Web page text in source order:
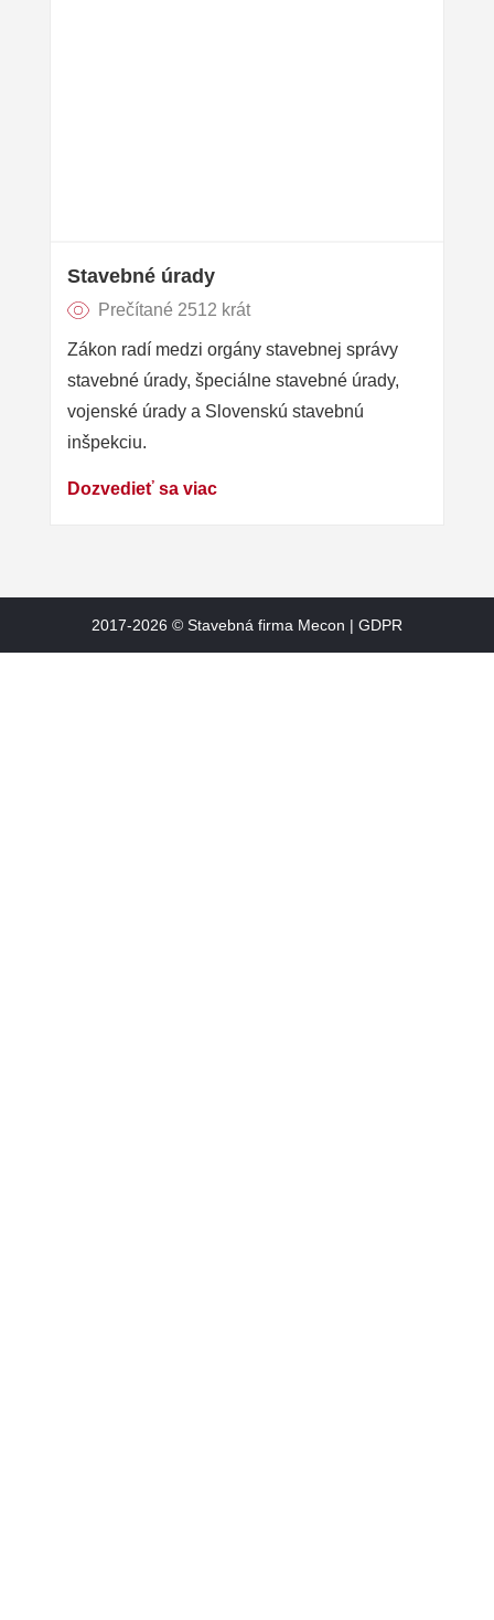
Stavebné úrady
Prečítané 2512 krát
Zákon radí medzi orgány stavebnej správy
stavebné úrady, špeciálne stavebné úrady,
vojenské úrady a Slovenskú stavebnú
inšpekciu.
Dozvedieť sa viac
2017-2026 © Stavebná firma Mecon | GDPR